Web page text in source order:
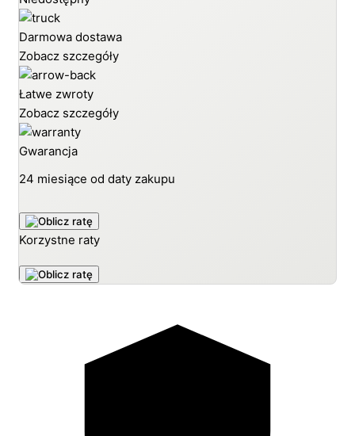
Darmowa dostawa
Zobacz szczegóły
Łatwe zwroty
Zobacz szczegóły
Gwarancja
24 miesiące od daty zakupu
Korzystne raty